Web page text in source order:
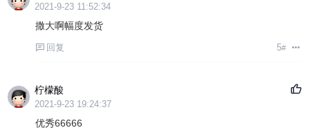
2021-9-23 11:52:34
撒大啊幅度发货
回复 5#
柠檬酸
2021-9-23 19:24:37
优秀66666